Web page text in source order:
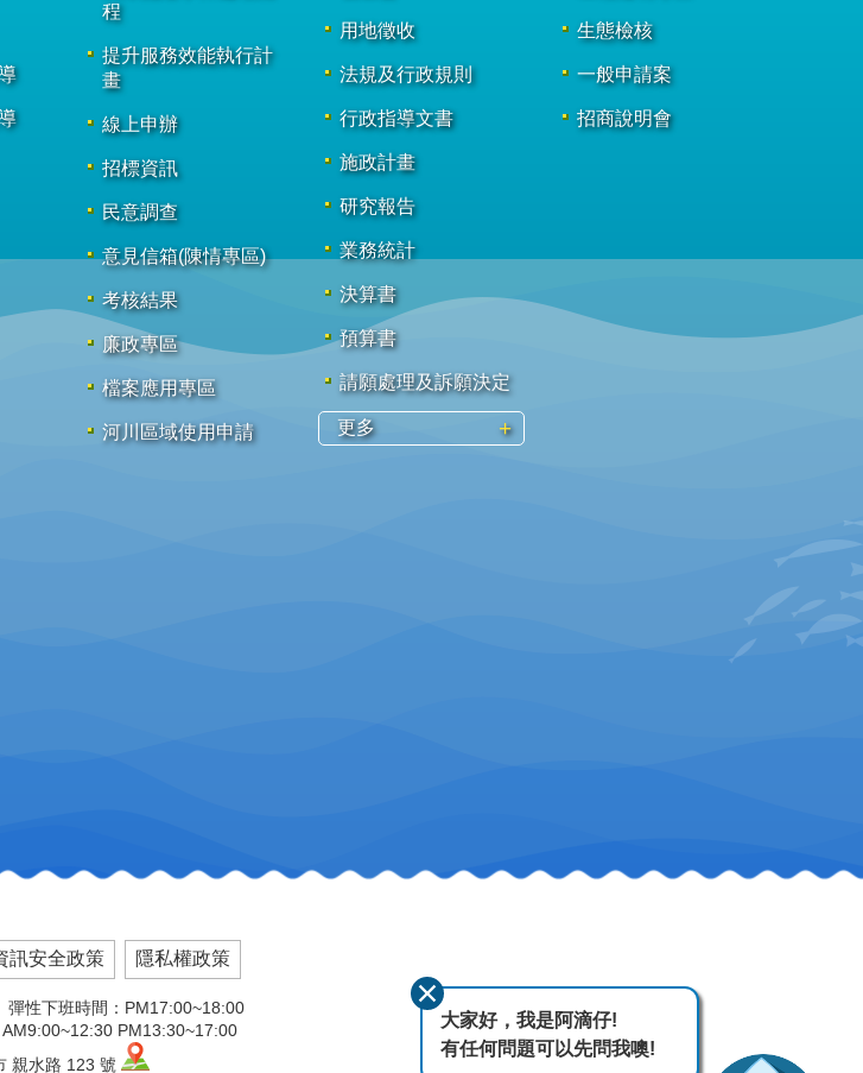
程
提升服務效能執行計
畫
線上申辦
招標資訊
民意調查
意見信箱(陳情專區)
考核結果
廉政專區
檔案應用專區
河川區域使用申請
用地徵收
法規及行政規則
行政指導文書
施政計畫
研究報告
業務統計
決算書
預算書
請願處理及訴願決定
更多
生態檢核
一般申請案
招商說明會
訊安全政策 隱私權政策
性下班時間：PM17:00~18:00
PM13:30~17:00
親水路 123 號
大家好，我是阿滴仔!
有任何問題可以先問我噢!